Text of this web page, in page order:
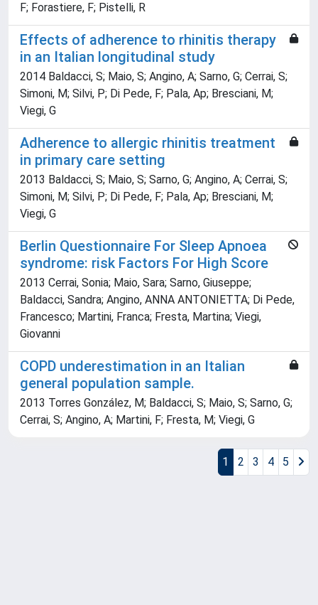
F; Forastiere, F; Pistelli, R
Effects of adherence to rhinitis therapy
in an Italian longitudinal study
2014 Baldacci, S; Maio, S; Angino, A; Sarno, G; Cerrai, S;
Simoni, M; Silvi, P; Di Pede, F; Pala, Ap; Bresciani, M;
Viegi, G
Adherence to allergic rhinitis treatment
in primary care setting
2013 Baldacci, S; Maio, S; Sarno, G; Angino, A; Cerrai, S;
Simoni, M; Silvi, P; Di Pede, F; Pala, Ap; Bresciani, M;
Viegi, G
Berlin Questionnaire For Sleep Apnoea
syndrome: risk Factors For High Score
2013 Cerrai, Sonia; Maio, Sara; Sarno, Giuseppe;
Baldacci, Sandra; Angino, ANNA ANTONIETTA; Di Pede,
Francesco; Martini, Franca; Fresta, Martina; Viegi,
Giovanni
COPD underestimation in an Italian
general population sample.
2013 Torres González, M; Baldacci, S; Maio, S; Sarno, G;
Cerrai, S; Angino, A; Martini, F; Fresta, M; Viegi, G
1 2 3 4 5